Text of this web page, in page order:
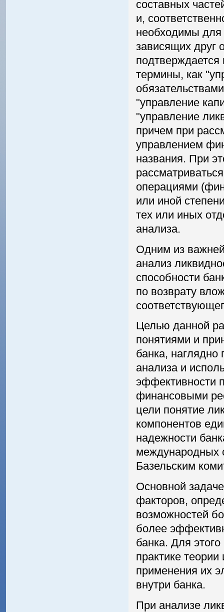
составных
и,
необходимы для
зависящих друг
подтверждается
термины, как
"управление
"управление
причем при
управлением
названия. При
операциями
или иной
тех или иных
анализа.
Одним из
анализ
способности
по возврату
Целью данной
понятиями и
банка, наглядно
анализа и
эффективности
финансовыми
цели понятие
компонентов
надежности
международных
Базельским
Основной
факторов,
возможностей
более
банка. Для
практике
применения их
внутри банка.
При анализе